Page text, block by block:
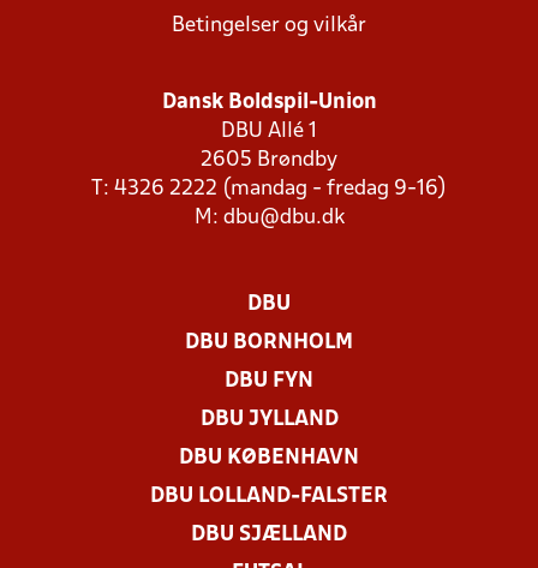
Betingelser og vilkår
Dansk Boldspil-Union
DBU Allé 1
2605 Brøndby
T: 4326 2222 (mandag - fredag 9-16)
M: dbu@dbu.dk
DBU
DBU BORNHOLM
DBU FYN
DBU JYLLAND
DBU KØBENHAVN
DBU LOLLAND-FALSTER
DBU SJÆLLAND